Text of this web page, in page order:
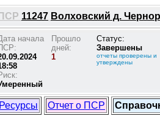
ПСР 11247 Волховский д.
начала
Прошло
дней:
1
Статус:
Завершены
отчеты проверены и
утверждены
Ресурсы Отчет о ПСР